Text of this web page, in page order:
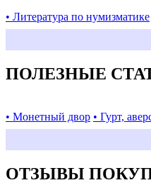
• Литература по нумизматике
ПОЛЕЗНЫЕ
• Монетный двор • Гурт,
ОТЗЫВЫ